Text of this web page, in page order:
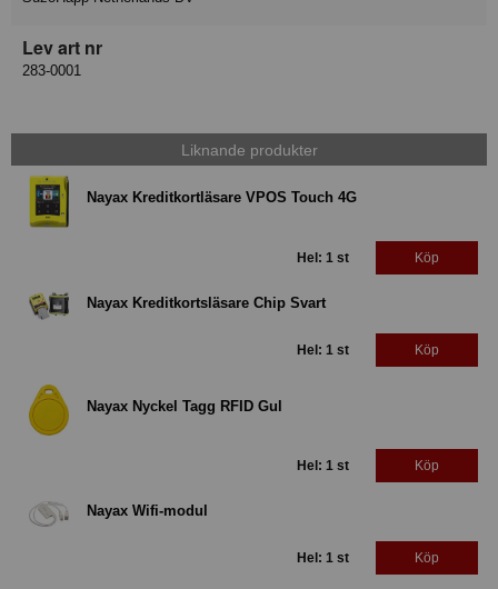
Lev art nr
283-0001
Liknande produkter
Nayax Kreditkortläsare VPOS Touch 4G
Hel: 1 st Köp
Nayax Kreditkortsläsare Chip Svart
Hel: 1 st Köp
Nayax Nyckel Tagg RFID Gul
Hel: 1 st Köp
Nayax Wifi-modul
Hel: 1 st Köp